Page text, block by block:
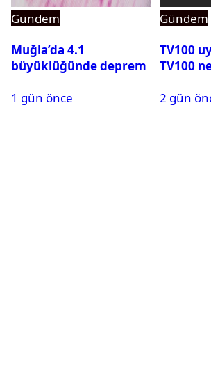
Gündem
Muğla’da 4.1
büyüklüğünde deprem
1 gün önce
Gündem
TV100
TV100
2 gün